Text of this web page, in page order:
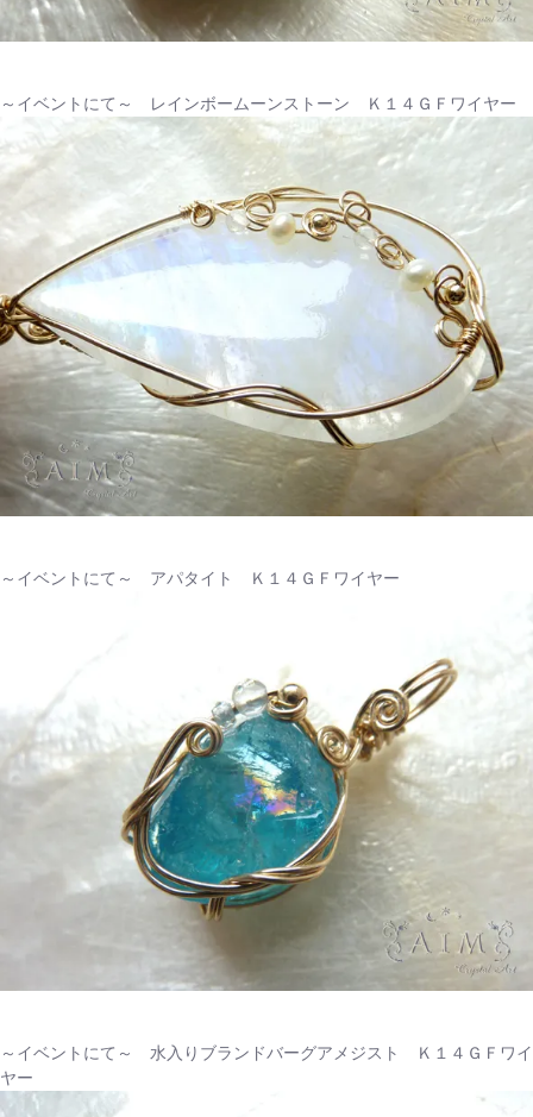
～イベントにて～ レインボームーンストーン Ｋ１４ＧＦワイヤー
～イベントにて～ アパタイト Ｋ１４ＧＦワイヤー
～イベントにて～ 水入りブランドバーグアメジスト Ｋ１４ＧＦワイ
ヤー